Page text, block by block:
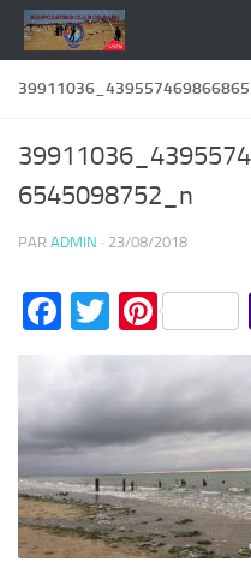
Skip to content
6545098752_n
PAR ADMIN · 23/08/2018
Facebook
Twitter